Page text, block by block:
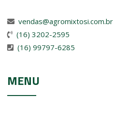
vendas@agromixtosi.com.br
(16) 3202-2595
(16) 99797-6285
MENU